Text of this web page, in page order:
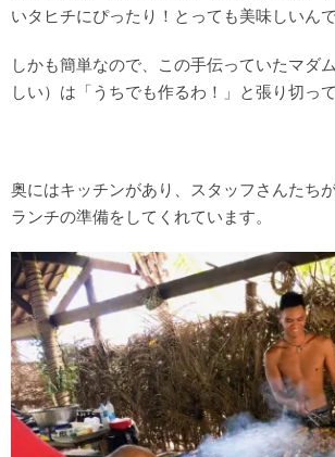
いタヒチにぴったり！とっても美味しいんで
しかも簡単なので、この手伝っていたマダ
しい）は「うちでも作るわ！」と張り切っ
奥にはキッチンがあり、スタッフさんたち
ランチの準備をしてくれています。